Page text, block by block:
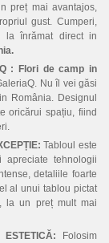
preț mai avantajos,
gust. Cumperi,
la înrămat direct in
:Flori de camp in
Nu îl vei găsi
România. Designul
oricărui spațiu, fiind
Tabloul este
tehnologii
detaliile foarte
al unui tablou pictat
la un preț mult mai
Folosim